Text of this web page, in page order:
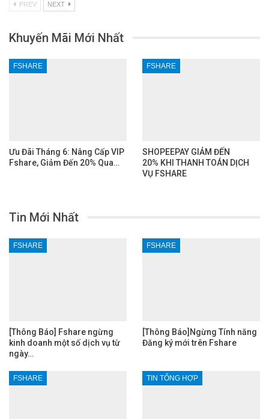
PREV NEXT
Khuyến Mãi Mới Nhất
FSHARE
Ưu Đãi Tháng 6: Nâng Cấp VIP
Fshare, Giảm Đến 20% Qua…
FSHARE
SHOPEEPAY GIẢM ĐẾN
20% KHI THANH TOÁN DỊCH
VỤ FSHARE
Tin Mới Nhất
FSHARE
[Thông Báo] Fshare ngừng
kinh doanh một số dịch vụ từ
ngày…
FSHARE
[Thông Báo]Ngừng Tính năng
Đăng ký mới trên Fshare
FSHARE TIN TỔNG HỢP